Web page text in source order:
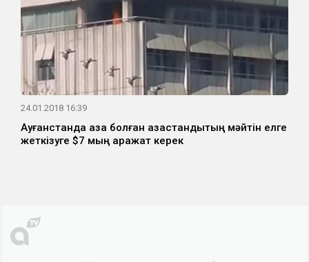
24.01.2018 16:39
Ауғанстанда қаза болған қазақстандықтың мәйтін елге
жеткізуге $7 мың қаражат керек